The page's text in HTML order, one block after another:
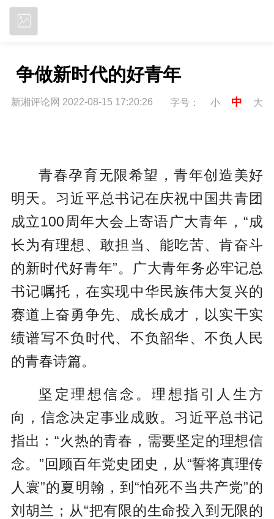
争做新时代的好青年
新湘评论网 2022-08-15 17:20:26 字号： 小 中 大
青春孕育无限希望，青年创造美好
明天。习近平总书记在庆祝中国共青团
成立100周年大会上寄语广大青年，“成
长为有理想、敢担当、能吃苦、肯奋斗
的新时代好青年”。广大青年务必牢记总
书记嘱托，在实现中华民族伟大复兴的
赛道上奋勇争先、成长成才，以实干实
绩谱写不负时代、不负韶华、不负人民
的青春诗篇。
坚定理想信念。理想指引人生方
向，信念决定事业成败。习近平总书记
指出：“火热的青春，需要坚定的理想信
念。”回顾百年党史团史，从“誓将真理传
人寰”的夏明翰，到“怕死不当共产党”的
刘胡兰；从“把有限的生命投入到无限的